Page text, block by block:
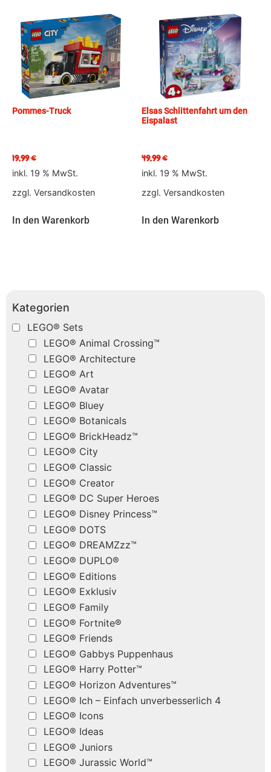
Kategorien
LEGO® Sets
LEGO® Animal Crossing™
LEGO® Architecture
LEGO® Art
LEGO® Avatar
LEGO® Bluey
LEGO® Botanicals
LEGO® BrickHeadz™
LEGO® City
LEGO® Classic
LEGO® Creator
LEGO® DC Super Heroes
LEGO® Disney Princess™
LEGO® DOTS
LEGO® DREAMZzz™
LEGO® DUPLO®
LEGO® Editions
LEGO® Exklusiv
LEGO® Family
LEGO® Fortnite®
LEGO® Friends
LEGO® Gabbys Puppenhaus
LEGO® Harry Potter™
LEGO® Horizon Adventures™
LEGO® Ich – Einfach unverbesserlich 4
LEGO® Icons
LEGO® Ideas
LEGO® Juniors
LEGO® Jurassic World™
Pommes-Truck
19,99€
inkl. 19 % MwSt.
zzgl. Versandkosten
In den Warenkorb
Elsas Schlittenfahrt um den
Eispalast
49,99€
inkl. 19 % MwSt.
zzgl. Versandkosten
In den Warenkorb